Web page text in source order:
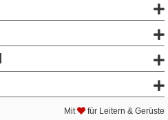
Mit für Leitern & Gerüste